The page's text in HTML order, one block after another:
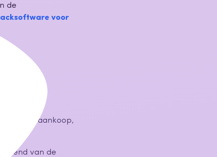
de
voor
sms na aankoop,
trend van de